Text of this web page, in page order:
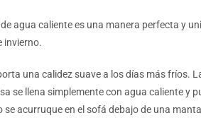
agua caliente es una manera perfecta y
invierno.
una calidez suave a los días más fríos.
se llena simplemente con agua caliente y
se acurruque en el sofá debajo de una